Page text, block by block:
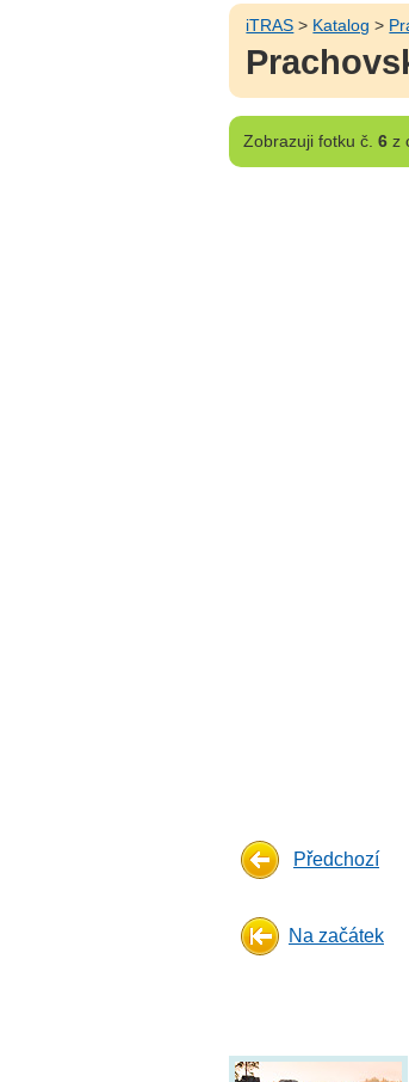
iTRAS > Katalog >
Zobrazujifotku č. 6z
Předchozí
Na začátek